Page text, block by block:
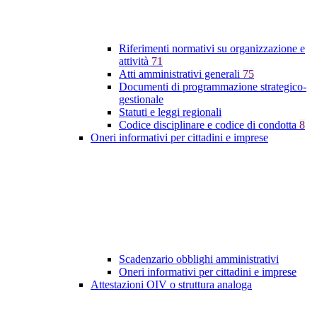
Riferimenti normativi su organizzazione e
attività 71
Atti amministrativi generali 75
Documenti di programmazione strategico-
gestionale
Statuti e leggi regionali
Codice disciplinare e codice di condotta 8
Oneri informativi per cittadini e imprese
Scadenzario obblighi amministrativi
Oneri informativi per cittadini e imprese
Attestazioni OIV o struttura analoga